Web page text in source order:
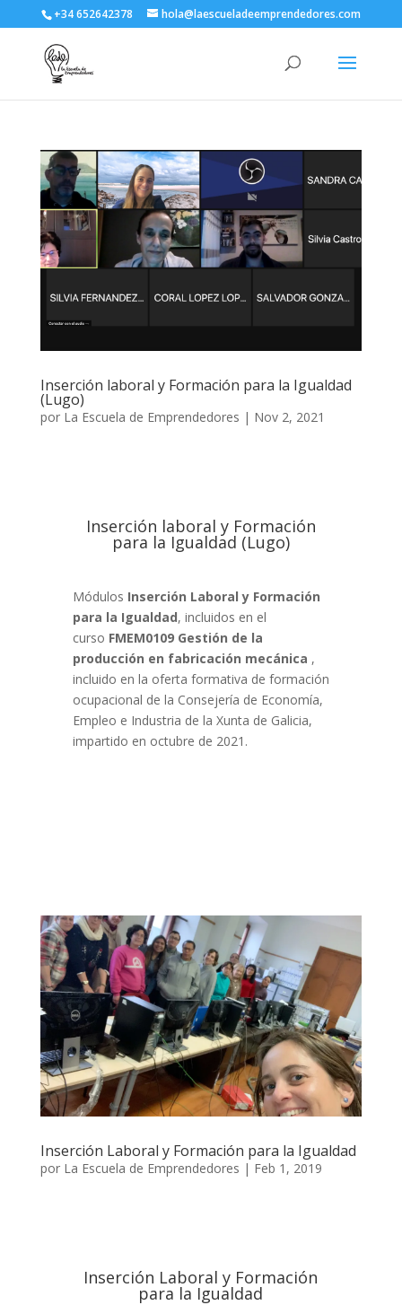
+34 652642378 hola@laescueladeemprendedores.com
Inserción laboral y Formación para la Igualdad
(Lugo)
por La Escuela de Emprendedores | Nov 2, 2021
Inserción laboral y Formación
para la Igualdad (Lugo)
Módulos Inserción Laboral y Formación
para la Igualdad, incluidos en el
curso FMEM0109 Gestión de la
producción en fabricación mecánica ,
incluido en la oferta formativa de formación
ocupacional de la Consejería de Economía,
Empleo e Industria de la Xunta de Galicia,
impartido en octubre de 2021.
Inserción Laboral y Formación para la Igualdad
por La Escuela de Emprendedores | Feb 1, 2019
Inserción Laboral y Formación
para la Igualdad